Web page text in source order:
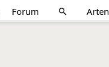
Forum search Arten